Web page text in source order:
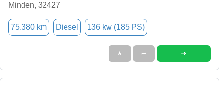
Minden, 32427
75.380 km Diesel 136 kw (185 PS)
★ ➦ ➜